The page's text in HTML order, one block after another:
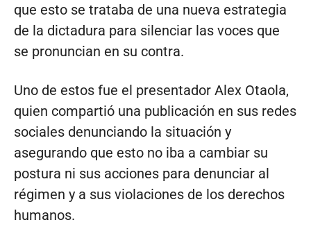
que esto se trataba de una nueva estrategia
de la dictadura para silenciar las voces que
se pronuncian en su contra.
Uno de estos fue el presentador Alex Otaola,
quien compartió una publicación en sus redes
sociales denunciando la situación y
asegurando que esto no iba a cambiar su
postura ni sus acciones para denunciar al
régimen y a sus violaciones de los derechos
humanos.